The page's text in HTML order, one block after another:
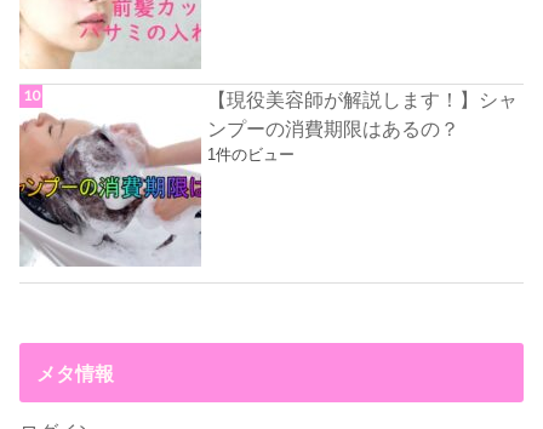
【現役美容師が解説します！】シャ
ンプーの消費期限はあるの？
1件のビュー
メタ情報